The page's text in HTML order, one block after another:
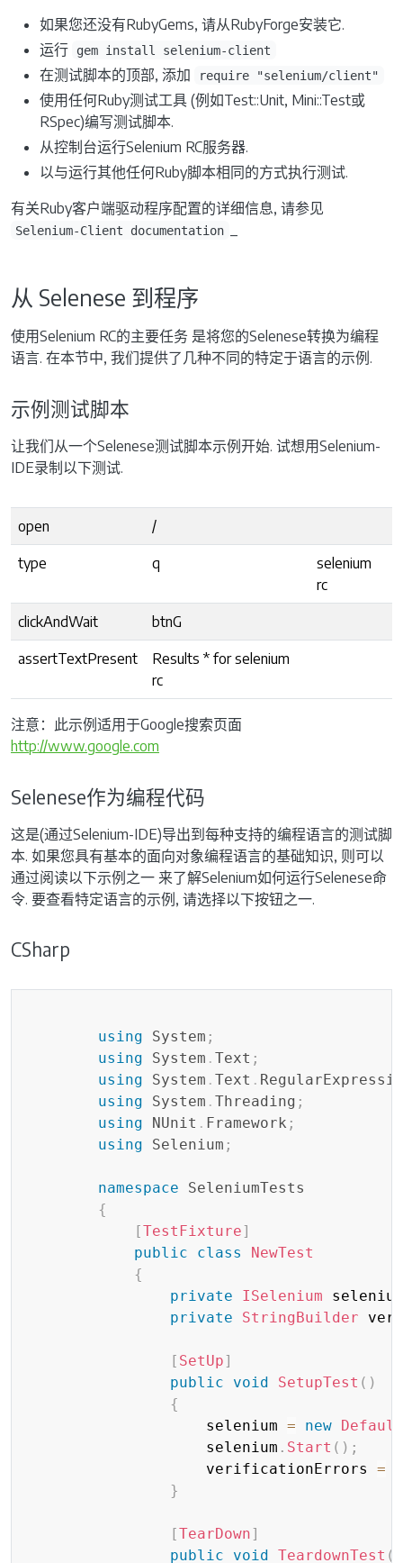
如果您还没有RubyGems, 请从RubyForge安装它.
运行
gem install selenium-client
在测试脚本的顶部, 添加 require "selenium/client"
使用任何Ruby测试工具 (例如Test::Unit, Mini::Test或
RSpec)编写测试脚本.
从控制台运行Selenium RC服务器.
以与运行其他任何Ruby脚本相同的方式执行测试.
有关Ruby客户端驱动程序配置的详细信息, 请参见
Selenium-Client documentation
从 Selenese 到程序
使用Selenium RC的主要任务 是将您的Selenese转换为编程
语言. 在本节中, 我们提供了几种不同的特定于语言的示例.
示例测试脚本
让我们从一个Selenese测试脚本示例开始. 试想用Selenium-
IDE录制以下测试.
open /
type q
selenium
rc
clickAndWait btnG
assertTextPresent
Results * for selenium
rc
注意：此示例适用于Google搜索页面
http://www.google.com
Selenese作为编程代码
这是(通过Selenium-IDE)导出到每种支持的编程语言的测试脚
本. 如果您具有基本的面向对象编程语言的基础知识, 则可以
通过阅读以下示例之一 来了解Selenium如何运行Selenese命
令. 要查看特定语言的示例, 请选择以下按钮之一.
CSharp
using System ;
using
System . Text ;
using
System . Text .
using
System . Threading ;
using
NUnit . Framework ;
using
Selenium ;
namespace
SeleniumTests
{
[TestFixture]
public
class
NewTest
{
private
ISelenium selenium
private
StringBuilder
[ SetUp]
public
void SetupTest ( )
{
                    selenium
= new
                    selenium
. Start ( ) ;
                    verificationErrors
=
}
[TearDown]
public
void TeardownTest (